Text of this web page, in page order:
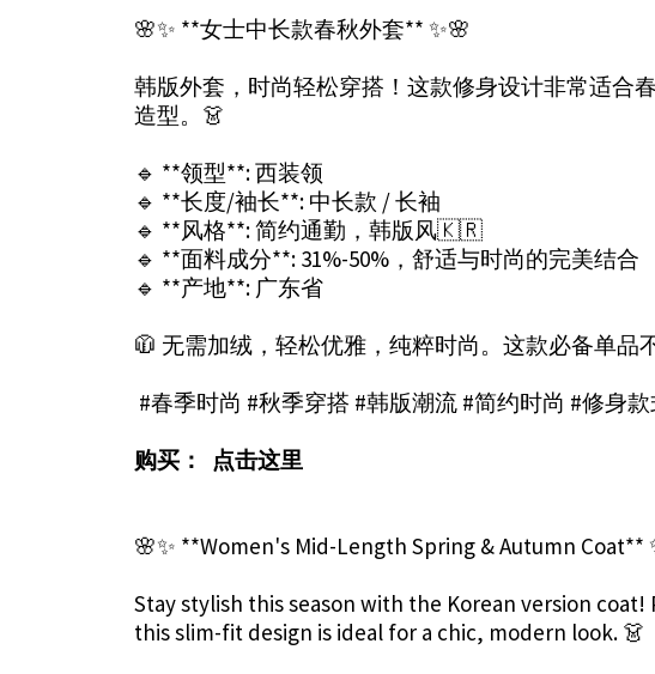
🌸✨ **女士中长款春秋外套** ✨🌸
韩版外套，时尚轻松穿搭！这款修身设计非常适合
造型。👗
🔹 **领型**: 西装领
🔹 **长度/袖长**: 中长款 / 长袖
🔹 **风格**: 简约通勤，韩版风🇰🇷
🔹 **面料成分**: 31%-50%，舒适与时尚的完美结合
🔹 **产地**: 广东省
🧥 无需加绒，轻松优雅，纯粹时尚。这款必备单品
#春季时尚 #秋季穿搭 #韩版潮流 #简约时尚 #修身
购买： 点击这里
🌸✨ **Women's Mid-Length Spring & Autumn Coat**
Stay stylish this season with the Korean version
this slim-fit design is ideal for a chic, modern look. 👗